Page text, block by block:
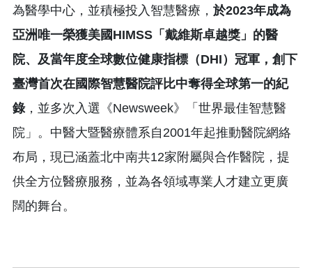
為醫學中心，並積極投入智慧醫療， 於2023年成為
亞洲唯一榮獲美國 HIMSS 「戴維斯卓越獎」的醫
院、及當年度全球數位健康指標（DHI）冠軍，創下
臺灣首次在國際智慧醫院評比中奪得全球第一的紀
錄，並多次入選《Newsweek》「世界最佳智慧醫
院」。中醫大暨醫療體系自2001年起推動醫院網絡
布局，現已涵蓋北中南共12家附屬與合作醫院，提
供全方位醫療服務，並為各領域專業人才建立更廣
闊的舞台。